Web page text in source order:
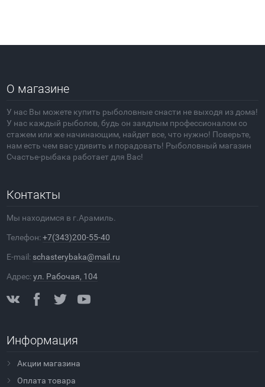
О магазине
У нас Вы можете купить рыболовные снасти не выходя из дома!
У нас каждый рыболов, будь он заядлым профессионалом со
стажем или же начинающим, найдет все, что нужно! Поверьте,
нам есть чем вас удивить и порадовать! Рыболовный магазин
Счастье-рыбака работает для Вас!
Контакты
Мы находимся в г.Арамиль.
Телефон:+7(343)200-55-40
E-mail: schasterybaka@mail.ru
Адрес:ул. Рабочая, 104
Информация
Акции магазина
Оплата товара